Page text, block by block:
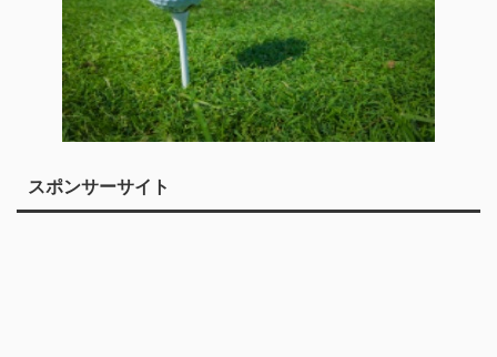
スポンサーサイト